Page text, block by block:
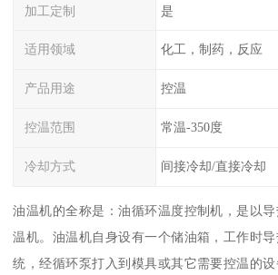
加工定制 是
适用领域 化工，制药，反应
产品用途 控温
控温范围 常温-350度
冷却方式 间接冷却/直接冷却
油温机的全称是：油循环温度控制机，是以
温机。油温机自身设有一个储油箱，工作时
统，经循环泵打入到模具或其它需要控温的